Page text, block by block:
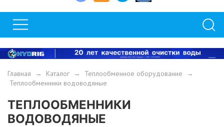
Главная → Каталог → Теплообменное оборудование →
Теплообменники водоводяные
ТЕПЛООБМЕННИКИ
ВОДОВОДЯНЫЕ